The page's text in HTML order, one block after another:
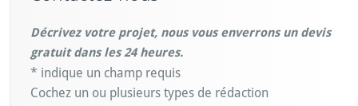
Décrivez votre projet, nous vous enverrons un devis
gratuit dans les 24 heures.
* indique un champ requis
Cochez un ou plusieurs types de rédaction